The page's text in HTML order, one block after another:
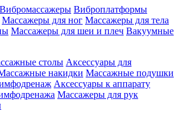
Вибромассажеры Виброплатформы
Массажеры для ног Массажеры для тела
Массажеры для шеи и плеч Вакуумные
столы Аксессуары для
накидки Массажные подушки
Аксессуары к аппарату
Массажеры для рук